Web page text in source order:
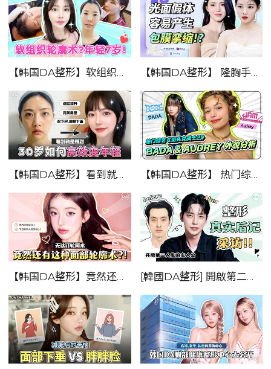
【韩国DA整形】软组织轮廓术？年轻7岁！！！ 【韩国DA整形】 隆胸手术时，光面假体容易产生包膜挛缩！？
【韩国DA整形】看到就是赚到——30岁如何高效变年轻！！ 【韩国DA整形】 热门综艺《街头女战士2》_BADA & Audery 外貌分析！！！
【韩国DA整形】竟然还有这种面部轮廓术？！！——无钛钉轮廓术 [韓國DA整形] 開啟第二人生！！——整形真實後記訪談！！